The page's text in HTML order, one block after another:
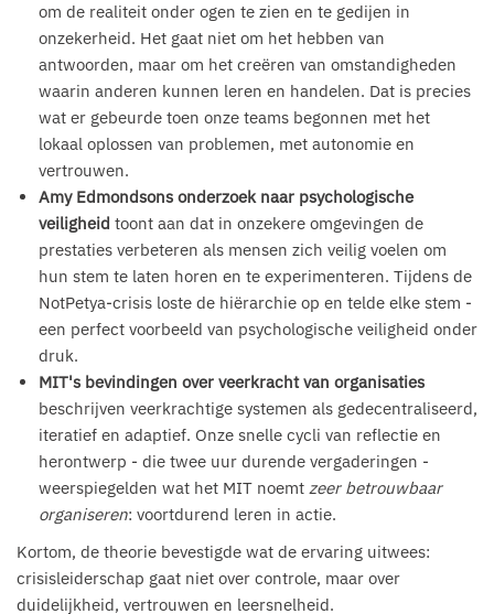
om de realiteit onder ogen te zien en te gedijen in
onzekerheid. Het gaat niet om het hebben van
antwoorden, maar om het creëren van omstandigheden
waarin anderen kunnen leren en handelen. Dat is precies
wat er gebeurde toen onze teams begonnen met het
lokaal oplossen van problemen, met autonomie en
vertrouwen.
Amy Edmondsons onderzoek naar psychologische
veiligheid toont aan dat in onzekere omgevingen de
prestaties verbeteren als mensen zich veilig voelen om
hun stem te laten horen en te experimenteren. Tijdens de
NotPetya-crisis loste de hiërarchie op en telde elke stem -
een perfect voorbeeld van psychologische veiligheid onder
druk.
MIT's bevindingen over veerkracht van organisaties
beschrijven veerkrachtige systemen als gedecentraliseerd,
iteratief en adaptief. Onze snelle cycli van reflectie en
herontwerp - die twee uur durende vergaderingen -
weerspiegelden wat het MIT noemt zeer betrouwbaar
organiseren: voortdurend leren in actie.
Kortom, de theorie bevestigde wat de ervaring uitwees:
crisisleiderschap gaat niet over controle, maar over
duidelijkheid, vertrouwen en leersnelheid.